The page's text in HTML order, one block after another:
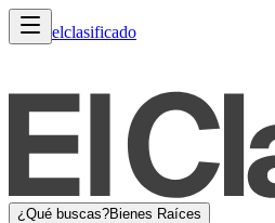
elclasificado
¿Qué buscas?Bienes Raíces